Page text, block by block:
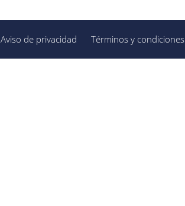
Aviso de privacidad Términos y condiciones